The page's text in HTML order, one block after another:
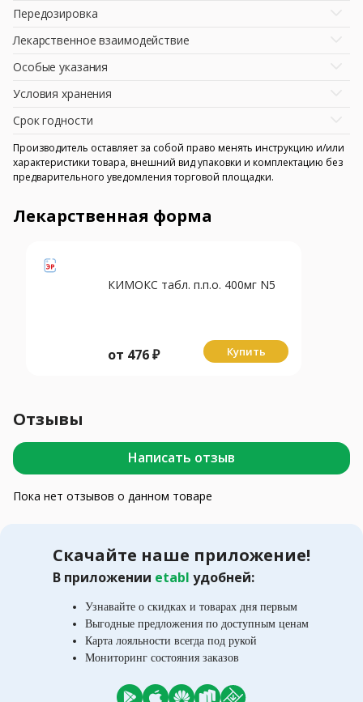
Передозировка
Лекарственное взаимодействие
Особые указания
Условия хранения
Срок годности
Производитель оставляет за собой право менять инструкцию и/или
характеристики товара, внешний вид упаковки и комплектацию без
предварительного уведомления торговой площадки.
Лекарственная форма
КИМОКС табл. п.п.о. 400мг N5
от 476₽ Купить
Отзывы
Написать отзыв
Пока нет отзывов о данном товаре
Скачайте наше приложение!
В приложении etabl удобней:
Узнавайте о скидках и товарах дня первым
Выгодные предложения по доступным ценам
Карта лояльности всегда под рукой
Мониторинг состояния заказов